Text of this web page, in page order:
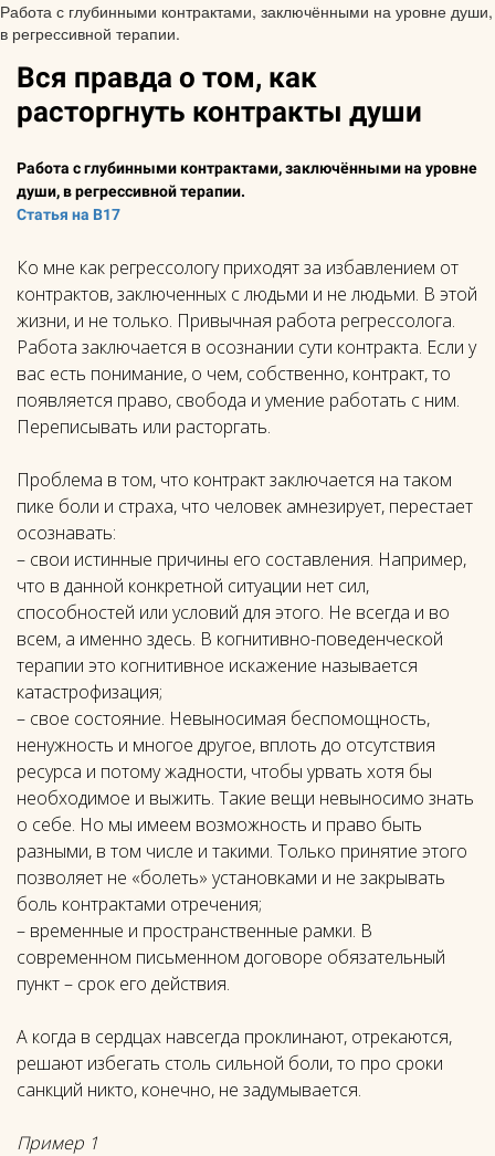
Работа с глубинными контрактами, заключёнными на уровне души,
в регрессивной терапии.
Вся правда о том, как
расторгнуть контракты души
Работа с глубинными контрактами, заключёнными на уровне
души, в регрессивной терапии.
Статья на B17
Ко мне как регрессологу приходят за избавлением от
контрактов, заключенных с людьми и не людьми. В этой
жизни, и не только. Привычная работа регрессолога.
Работа заключается в осознании сути контракта. Если у
вас есть понимание, о чем, собственно, контракт, то
появляется право, свобода и умение работать с ним.
Переписывать или расторгать.
Проблема в том, что контракт заключается на таком
пике боли и страха, что человек амнезирует, перестает
осознавать:
– свои истинные причины его составления. Например,
что в данной конкретной ситуации нет сил,
способностей или условий для этого. Не всегда и во
всем, а именно здесь. В когнитивно-поведенческой
терапии это когнитивное искажение называется
катастрофизация;
– свое состояние. Невыносимая беспомощность,
ненужность и многое другое, вплоть до отсутствия
ресурса и потому жадности, чтобы урвать хотя бы
необходимое и выжить. Такие вещи невыносимо знать
о себе. Но мы имеем возможность и право быть
разными, в том числе и такими. Только принятие этого
позволяет не «болеть» установками и не закрывать
боль контрактами отречения;
– временные и пространственные рамки. В
современном письменном договоре обязательный
пункт – срок его действия.
А когда в сердцах навсегда проклинают, отрекаются,
решают избегать столь сильной боли, то про сроки
санкций никто, конечно, не задумывается.
Пример 1